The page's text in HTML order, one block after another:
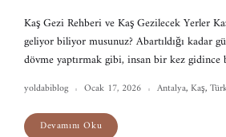
Kaş Gezi Rehberi ve Kaş Gezilecek Yerler
geliyor biliyor musunuz? Abartıldığı kadar
dövme yaptırmak gibi, insan bir kez
yoldabiblog Ocak 17, 2026 Antalya,Kaş,
Devamını Oku